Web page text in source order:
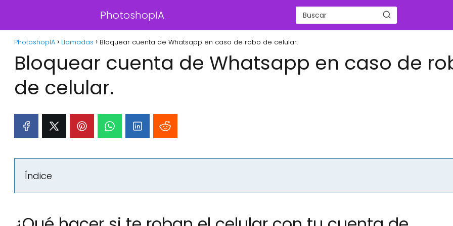
PhotoshopIA
PhotoshopIA Llamadas Bloquear cuenta de Whatsapp en caso de robo de celular.
Bloquear cuenta de Whatsapp en caso de
de celular.
Índice